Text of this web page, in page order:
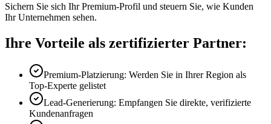
Sichern Sie sich Ihr Premium-Profil und steuern Sie, wie Kunden
Ihr Unternehmen sehen.
Ihre Vorteile als zertifizierter Partner:
Premium-Platzierung: Werden Sie in Ihrer Region als
Top-Experte gelistet
Lead-Generierung: Empfangen Sie direkte, verifizierte
Kundenanfragen